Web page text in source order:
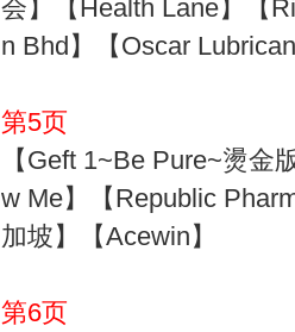
会】【Health Lane】【
n Bhd】【Oscar
第5页
【Geft 1~Be Pure~燙
w Me】【Republic
加坡】【Acewin】
第6页